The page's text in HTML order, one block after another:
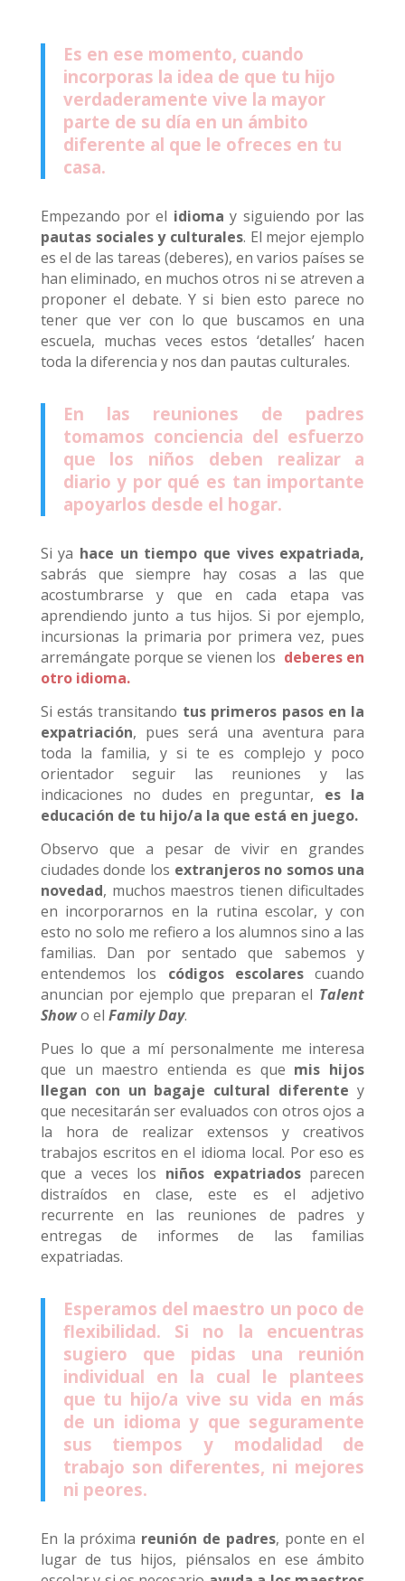
Es en ese momento, cuando
incorporas la idea de que tu hijo
verdaderamente vive la mayor
parte de su día en un ámbito
diferente al que le ofreces en tu
casa.
Empezando por el idioma y siguiendo por las
pautas sociales y culturales. El mejor ejemplo
es el de las tareas (deberes), en varios países se
han eliminado, en muchos otros ni se atreven a
proponer el debate. Y si bien esto parece no
tener que ver con lo que buscamos en una
escuela, muchas veces estos ‘detalles’ hacen
toda la diferencia y nos dan pautas culturales.
En las reuniones de padres
tomamos conciencia del esfuerzo
que los niños deben realizar a
diario y por qué es tan importante
apoyarlos desde el hogar.
Si ya hace un tiempo que vives expatriada,
sabrás que siempre hay cosas a las que
acostumbrarse y que en cada etapa vas
aprendiendo junto a tus hijos. Si por ejemplo,
incursionas la primaria por primera vez, pues
arremángate porque se vienen los deberes en
otro idioma.
Si estás transitando tus primeros pasos en la
expatriación, pues será una aventura para
toda la familia, y si te es complejo y poco
orientador seguir las reuniones y las
indicaciones no dudes en preguntar, es la
educación de tu hijo/a la que está en juego.
Observo que a pesar de vivir en grandes
ciudades donde los extranjeros no somos una
novedad, muchos maestros tienen dificultades
en incorporarnos en la rutina escolar, y con
esto no solo me refiero a los alumnos sino a las
familias. Dan por sentado que sabemos y
entendemos los códigos escolarescuando
anuncian por ejemplo que preparan el Talent
Showo el Family Day.
Pues lo que a mí personalmente me interesa
que un maestro entienda es que mis hijos
llegan con un bagaje cultural diferente y
que necesitarán ser evaluados con otros ojos a
la hora de realizar extensos y creativos
trabajos escritos en el idioma local. Por eso es
que a veces los niños expatriadosparecen
distraídos en clase, este es el adjetivo
recurrente en las reuniones de padres y
entregas de informes de las familias
expatriadas.
Esperamos del maestro un poco de
flexibilidad. Si no la encuentras
sugiero que pidas una reunión
individual en la cual le plantees
que tu hijo/a vive su vida en más
de un idioma y que seguramente
sus tiempos y modalidad de
trabajo son diferentes, ni mejores
ni peores.
En la próxima reunión de padres, ponte en el
lugar de tus hijos, piénsalos en ese ámbito